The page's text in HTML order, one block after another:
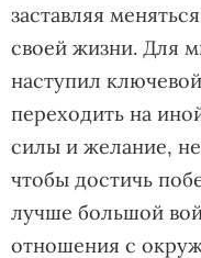
заставляя
своей жизни. Для
наступил
переходить на
силы и желание,
чтобы достичь
лучше большой
отношения с